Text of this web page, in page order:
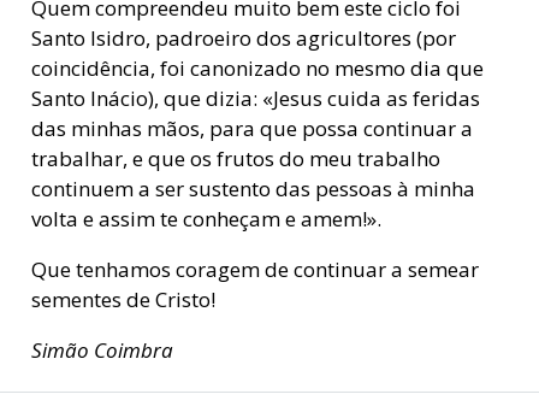
Quem compreendeu muito bem este ciclo foi
Santo Isidro, padroeiro dos agricultores (por
coincidência, foi canonizado no mesmo dia que
Santo Inácio), que dizia: «Jesus cuida as feridas
das minhas mãos, para que possa continuar a
trabalhar, e que os frutos do meu trabalho
continuem a ser sustento das pessoas à minha
volta e assim te conheçam e amem!».
Que tenhamos coragem de continuar a semear
sementes de Cristo!
Simão Coimbra